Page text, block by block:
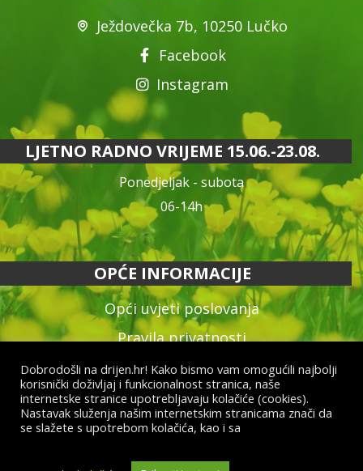
Ježdovečka 7b, 10250 Lučko
Facebook
Instagram
LJETNO RADNO VRIJEME 15.06.-23.08.
Ponedjeljak - subota
06-14h
OPĆE INFORMACIJE
Opći uvjeti poslovanja
Pravila privatnosti
Reklamacija proizvoda
Način plaćanja & dostava
Raskid ugovora
Dobrodošli na drijen.hr! Kako bismo vam omogućili najbolji
korisnički doživljaj i funkcionalnost stranica, naše
internetske stranice upotrebljavaju kolačiće (cookies).
Nastavak služenja našim internetskim stranicama znači da
se slažete s upotrebom kolačića, kao i sa